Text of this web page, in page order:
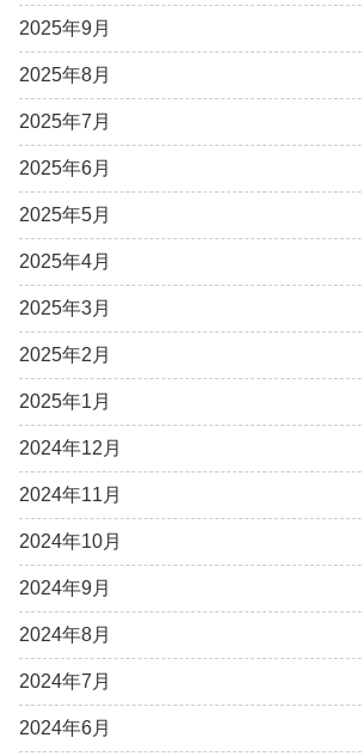
2025年9月
2025年8月
2025年7月
2025年6月
2025年5月
2025年4月
2025年3月
2025年2月
2025年1月
2024年12月
2024年11月
2024年10月
2024年9月
2024年8月
2024年7月
2024年6月